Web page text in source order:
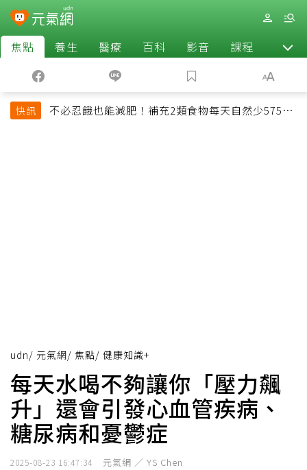
焦點 養生 醫療 百科 影音 課程 退休
快訊
不必忍餓也能減肥！補充2類食物每天自然少575大
udn/ 元氣網/ 焦點/ 健康知識+
每天水喝不夠讓你「壓力飆
升」還會引發心血管疾病、
糖尿病和憂鬱症
2025-08-23 16:47:34 元氣網 ／ YS Chen